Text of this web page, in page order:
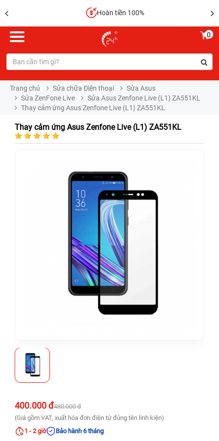
Hoàn tiền 100%
0
Trang chủ Sửa chữa Điện thoại
Sửa Asus
Sửa ZenFone Live
Sửa Asus Zenfone Live (L1) ZA551KL
Thay cảm ứng Asus Zenfone Live (L1) ZA551KL
Thay cảm ứng Asus Zenfone Live (L1) ZA551KL
400.000 đ480.000 đ
(Giá gồm VAT, xuất hóa đơn điện tử đúng tên linh kiện)
1 - 2 giờ
Bảo hành 6 tháng